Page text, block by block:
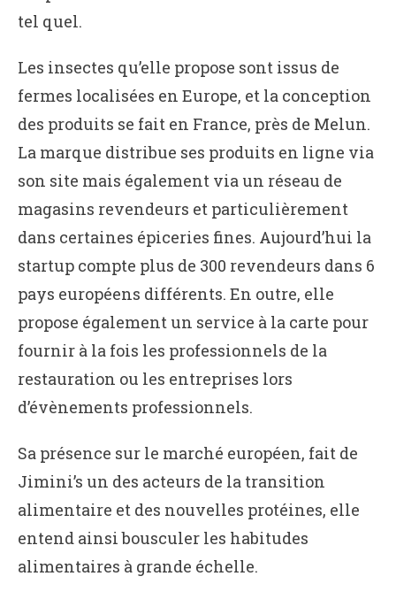
tel quel.
Les insectes qu’elle propose sont issus de
fermes localisées en Europe, et la conception
des produits se fait en France, près de Melun.
La marque distribue ses produits en ligne via
son site mais également via un réseau de
magasins revendeurs et particulièrement
dans certaines épiceries fines. Aujourd’hui la
startup compte plus de 300 revendeurs dans 6
pays européens différents. En outre, elle
propose également un service à la carte pour
fournir à la fois les professionnels de la
restauration ou les entreprises lors
d’évènements professionnels.
Sa présence sur le marché européen, fait de
Jimini’s un des acteurs de la transition
alimentaire et des nouvelles protéines, elle
entend ainsi bousculer les habitudes
alimentaires à grande échelle.